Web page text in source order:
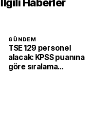
İlgili Haberler
GÜNDEM
TSE 129 personel
alacak: KPSS puanına
göre sıralama